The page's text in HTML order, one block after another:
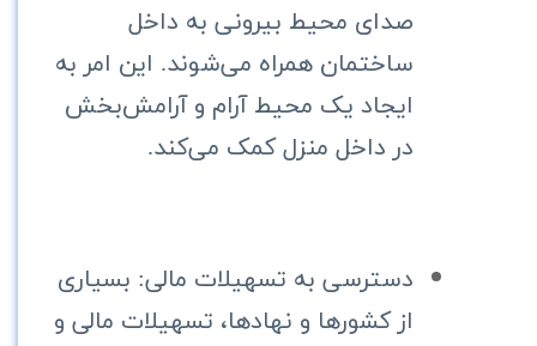
صدای محیط بیرونی به داخل
ساختمان همراه می‌شوند. این امر به
ایجاد یک محیط آرام و آرامش‌بخش
در داخل منزل کمک می‌کند.
دسترسی به تسهیلات مالی: بسیاری
از کشورها و نهادها، تسهیلات مالی و